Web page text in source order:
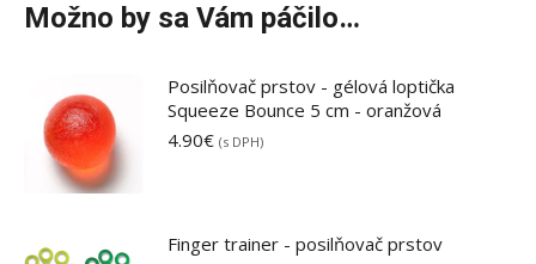
Možno by sa Vám páčilo…
Posilňovač prstov - gélová loptička
Squeeze Bounce 5 cm - oranžová
4.90€ (s DPH)
Finger trainer - posilňovač prstov